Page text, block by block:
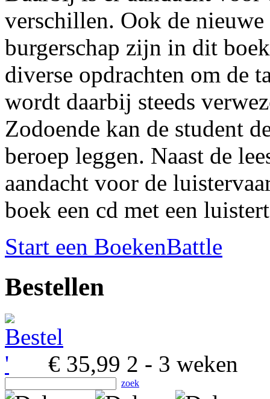
verschillen. Ook de
burgerschap zijn in dit
diverse opdrachten om de
wordt daarbij steeds
Zodoende kan de student
beroep leggen. Naast de
aandacht voor de
boek een cd met een
Start een BoekenBattle
Bestellen
€ 35,99 2 - 3 weken
zoek